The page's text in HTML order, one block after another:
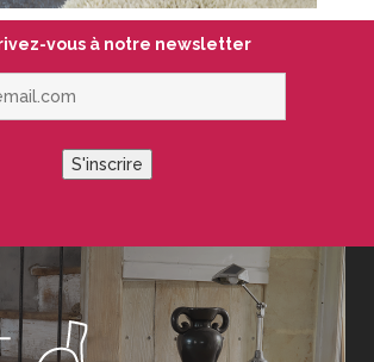
vous à notre newsletter
S'inscrire